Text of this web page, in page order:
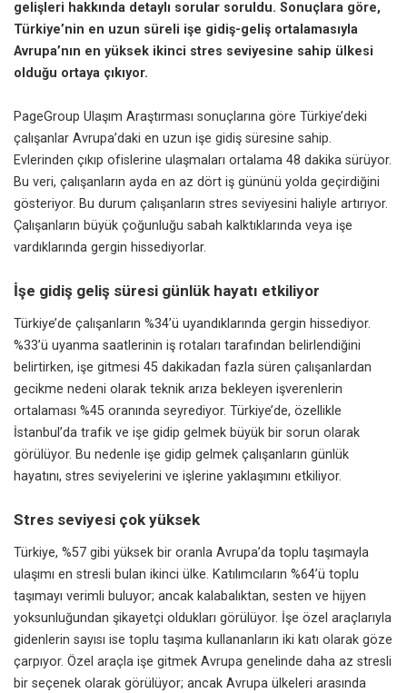
gelişleri hakkında detaylı sorular soruldu. Sonuçlara göre,
Türkiye’nin en uzun süreli işe gidiş-geliş ortalamasıyla
Avrupa’nın en yüksek ikinci stres seviyesine sahip ülkesi
olduğu ortaya çıkıyor.
PageGroup Ulaşım Araştırması sonuçlarına göre Türkiye’deki
çalışanlar Avrupa’daki en uzun işe gidiş süresine sahip.
Evlerinden çıkıp ofislerine ulaşmaları ortalama 48 dakika sürüyor.
Bu veri, çalışanların ayda en az dört iş gününü yolda geçirdiğini
gösteriyor. Bu durum çalışanların stres seviyesini haliyle artırıyor.
Çalışanların büyük çoğunluğu sabah kalktıklarında veya işe
vardıklarında gergin hissediyorlar.
İşe gidiş geliş süresi günlük hayatı etkiliyor
Türkiye’de çalışanların %34’ü uyandıklarında gergin hissediyor.
%33’ü uyanma saatlerinin iş rotaları tarafından belirlendiğini
belirtirken, işe gitmesi 45 dakikadan fazla süren çalışanlardan
gecikme nedeni olarak teknik arıza bekleyen işverenlerin
ortalaması %45 oranında seyrediyor. Türkiye’de, özellikle
İstanbul’da trafik ve işe gidip gelmek büyük bir sorun olarak
görülüyor. Bu nedenle işe gidip gelmek çalışanların günlük
hayatını, stres seviyelerini ve işlerine yaklaşımını etkiliyor.
Stres seviyesi çok yüksek
Türkiye, %57 gibi yüksek bir oranla Avrupa’da toplu taşımayla
ulaşımı en stresli bulan ikinci ülke. Katılımcıların %64’ü toplu
taşımayı verimli buluyor; ancak kalabalıktan, sesten ve hijyen
yoksunluğundan şikayetçi oldukları görülüyor. İşe özel araçlarıyla
gidenlerin sayısı ise toplu taşıma kullananların iki katı olarak göze
çarpıyor. Özel araçla işe gitmek Avrupa genelinde daha az stresli
bir seçenek olarak görülüyor; ancak Avrupa ülkeleri arasında